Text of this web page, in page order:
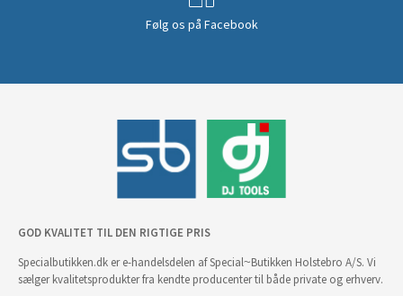
Følg os på Facebook
GOD KVALITET TIL DEN RIGTIGE PRIS
Specialbutikken.dk er e-handelsdelen af Special~Butikken Holstebro A/S. Vi
sælger kvalitetsprodukter fra kendte producenter til både private og erhverv.